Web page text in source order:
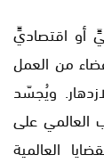
أو اقتصاديٍّ
من العمل
ويُجسّد
العالمي على
العالمية